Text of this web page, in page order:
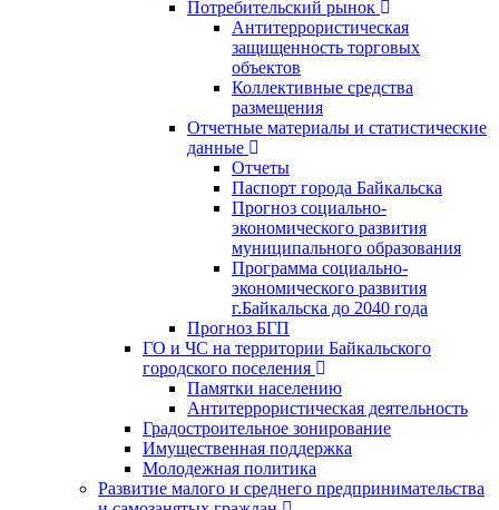
Потребительский рынок
Антитеррористическая
защищенность торговых
объектов
Коллективные средства
размещения
Отчетные материалы и статистические
данные
Отчеты
Паспорт города Байкальска
Прогноз социально-
экономического развития
муниципального образования
Программа социально-
экономического развития
г.Байкальска до 2040 года
Прогноз БГП
ГО и ЧС на территории Байкальского
городского поселения
Памятки населению
Антитеррористическая деятельность
Градостроительное зонирование
Имущественная поддержка
Молодежная политика
Развитие малого и среднего предпринимательства